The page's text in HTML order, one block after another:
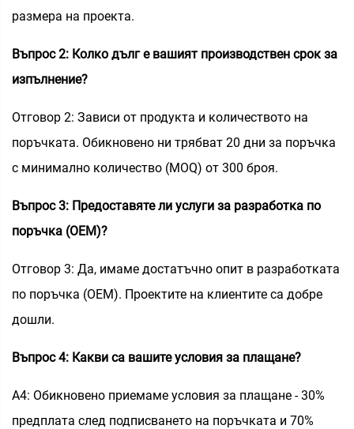
размера на проекта.
Въпрос 2: Колко дълг е вашият производствен срок за
изпълнение?
Отговор 2: Зависи от продукта и количеството на
поръчката. Обикновено ни трябват 20 дни за поръчка
с минимално количество (MOQ) от 300 броя.
Въпрос 3: Предоставяте ли услуги за разработка по
поръчка (OEM)?
Отговор 3: Да, имаме достатъчно опит в разработката
по поръчка (OEM). Проектите на клиентите са добре
дошли.
Въпрос 4: Какви са вашите условия за плащане?
A4: Обикновено приемаме условия за плащане - 30%
предплата след подписването на поръчката и 70%